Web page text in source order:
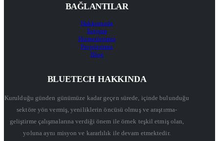
BAĞLANTILAR
Hakkımızda
İletişim
Hizmetlerimiz
Projelerimiz
Blog
BLUETECH HAKKINDA
Kurulduğu günden günümüze kadar geçen sürede, içinde bulunduğu
sektöre yön vermiş, yeniliklerin öncüsü olmuş ve araştırma-
geliştirme çalışmalarına verdiği önem ile örnek teşkil etmiş olan,
yoluna aynı misyon ve kararlılık ile devam etmektedir.